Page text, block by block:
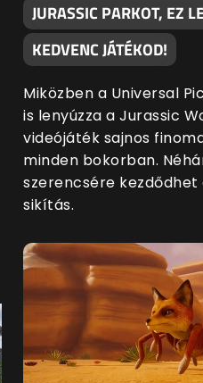
JURASSIC PARKOT, EZ
KEDVENC JÁTÉKOD!
Miközben a Universal
is lenyúzza a Jurassic
videójáték sajnos
minden bokorban.
szerencsére kezdődhet
sikítás.